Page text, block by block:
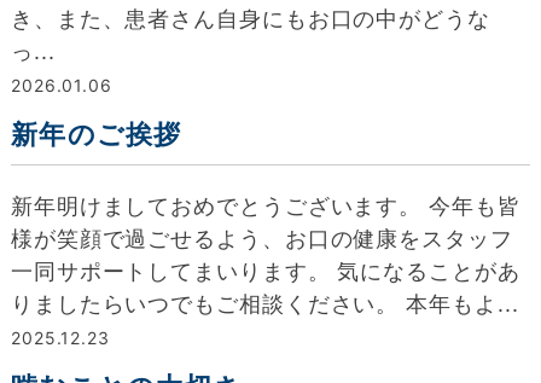
き、また、患者さん自身にもお口の中がどうな
っ...
2026.01.06
新年のご挨拶
新年明けましておめでとうございます。 今年も皆
様が笑顔で過ごせるよう、お口の健康をスタッフ
一同サポートしてまいります。 気になることがあ
りましたらいつでもご相談ください。 本年もよ...
2025.12.23